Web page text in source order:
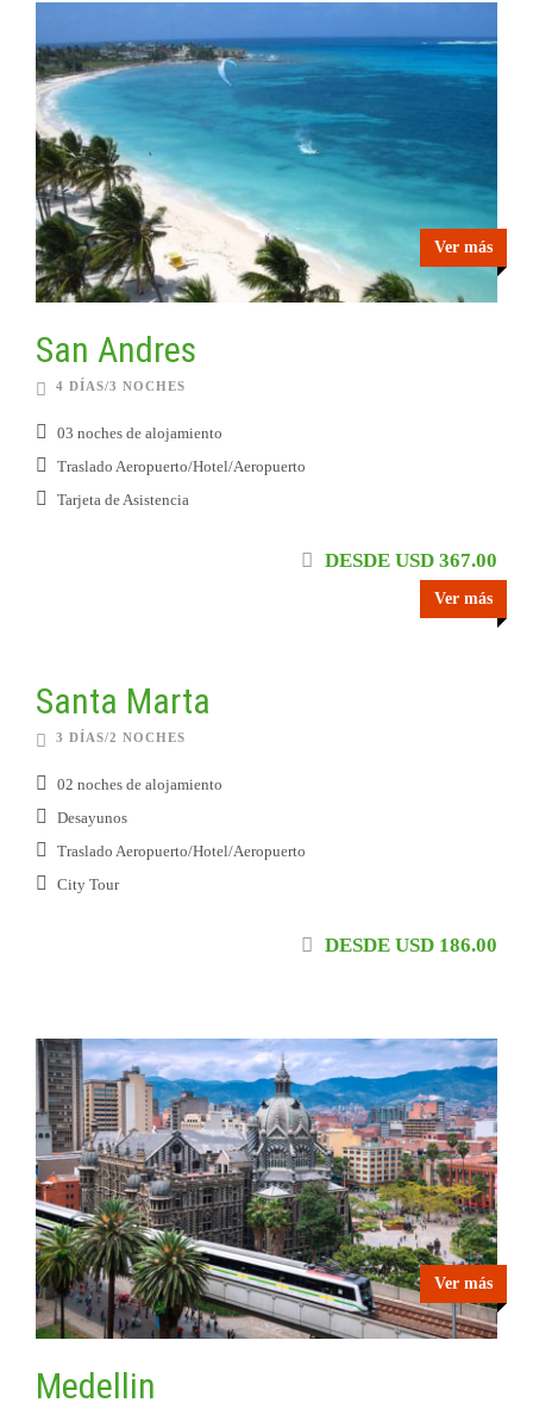
Ver más
San Andres
4 DÍAS/3 NOCHES
03 noches de alojamiento
Traslado Aeropuerto/Hotel/Aeropuerto
Tarjeta de Asistencia
DESDE USD 367.00
Ver más
Santa Marta
3 DÍAS/2 NOCHES
02 noches de alojamiento
Desayunos
Traslado Aeropuerto/Hotel/Aeropuerto
City Tour
DESDE USD 186.00
Ver más
Medellin